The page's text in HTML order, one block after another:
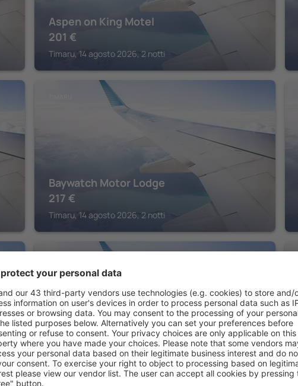
Aspen on King Motel
201 €
Timaru, 14 agosto 2026, 2 notti
Baywatch Motor Lodge
217 €
Timaru, 14 agosto 2026, 2 notti
The Coast Motel
165€
Timaru, 14 agosto 2026, 2 notti